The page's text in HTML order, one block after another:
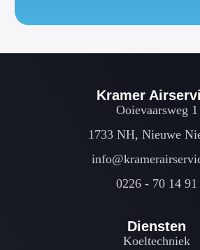
Kramer
Ooievaarsweg 1
1733 NH, Nieuwe
0226 - 70 14 91
Diensten
Koeltechniek